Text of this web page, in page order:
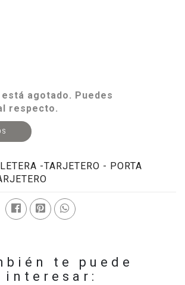
agotado. Puedes
respecto.
-TARJETERO - PORTA
te puede
interesar: